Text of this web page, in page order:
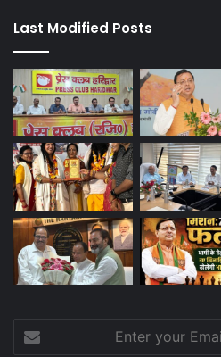
Last Modified Posts
Enter
your